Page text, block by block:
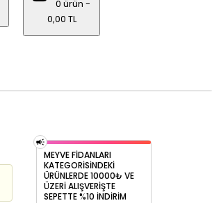
0 ürün -
0,00 TL
MEYVE FİDANLARI
KATEGORİSİNDEKİ
ÜRÜNLERDE 10000₺ VE
ÜZERİ ALIŞVERİŞTE
SEPETTE %10 İNDİRİM